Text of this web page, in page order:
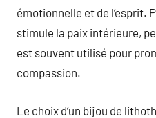
émotionnelle et de l’esprit.
stimule la paix intérieure,
est souvent utilisé pour
compassion.
Le choix d’un bijou de